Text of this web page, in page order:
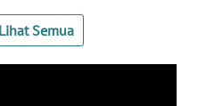
Lihat Semua